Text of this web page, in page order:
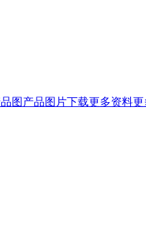
图产品图片下载更多资料